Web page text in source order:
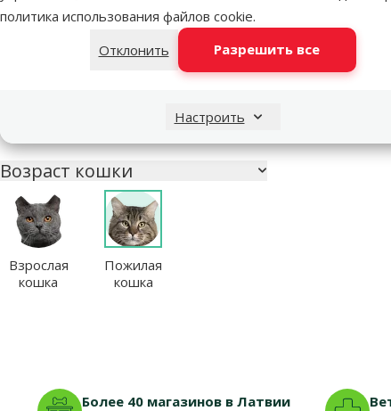
политика использования файлов cookie.
Отклонить
Разрешить все
Настроить
Чувствительное пищеварение
Возраст кошки
Взрослая
кошка
Пожилая
кошка
Более 40 магазинов в Латвии